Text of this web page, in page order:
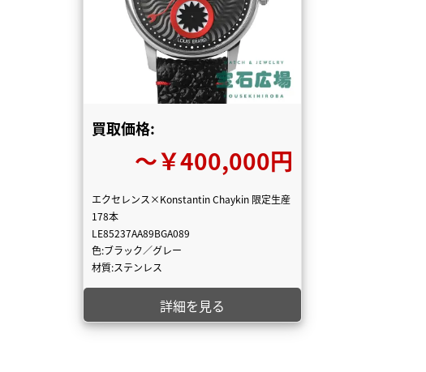
買取価格:
〜￥400,000円
エクセレンス×Konstantin Chaykin 限定生産
178本
LE85237AA89BGA089
色:ブラック／グレー
材質:ステンレス
詳細を見る